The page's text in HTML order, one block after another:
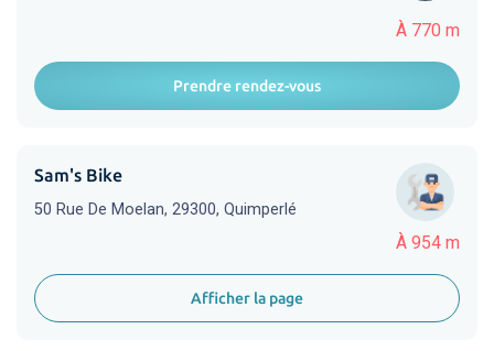
À 770 m
Prendre rendez-vous
À 954 m
Sam's Bike
50 Rue De Moelan, 29300, Quimperlé
Afficher la page